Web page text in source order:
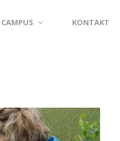
CAMPUS KONTAKT